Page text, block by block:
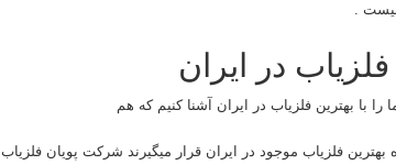
.
در ایران
با بهترین فلزیاب در ایران آشنا کنیم که هم
فلزیاب موجود در ایران قرار میگیرند شرکت پویان فلزیاب